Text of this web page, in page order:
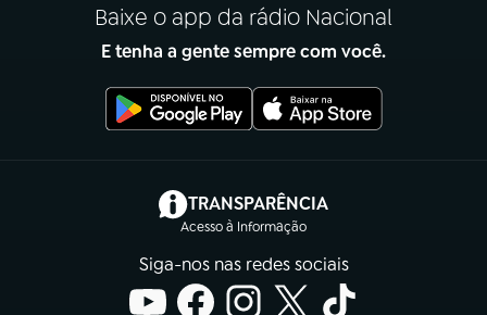
Baixe o app da rádio Nacional
E tenha a gente sempre com você.
TRANSPARÊNCIA
Acesso à Informação
(abre em nova aba)
Siga-nos nas redes sociais